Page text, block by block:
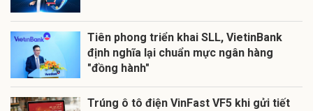
Tiên phong triển khai SLL, VietinBank
định nghĩa lại chuẩn mực ngân hàng
"đồng hành"
Trúng ô tô điện VinFast VF5 khi gửi tiết